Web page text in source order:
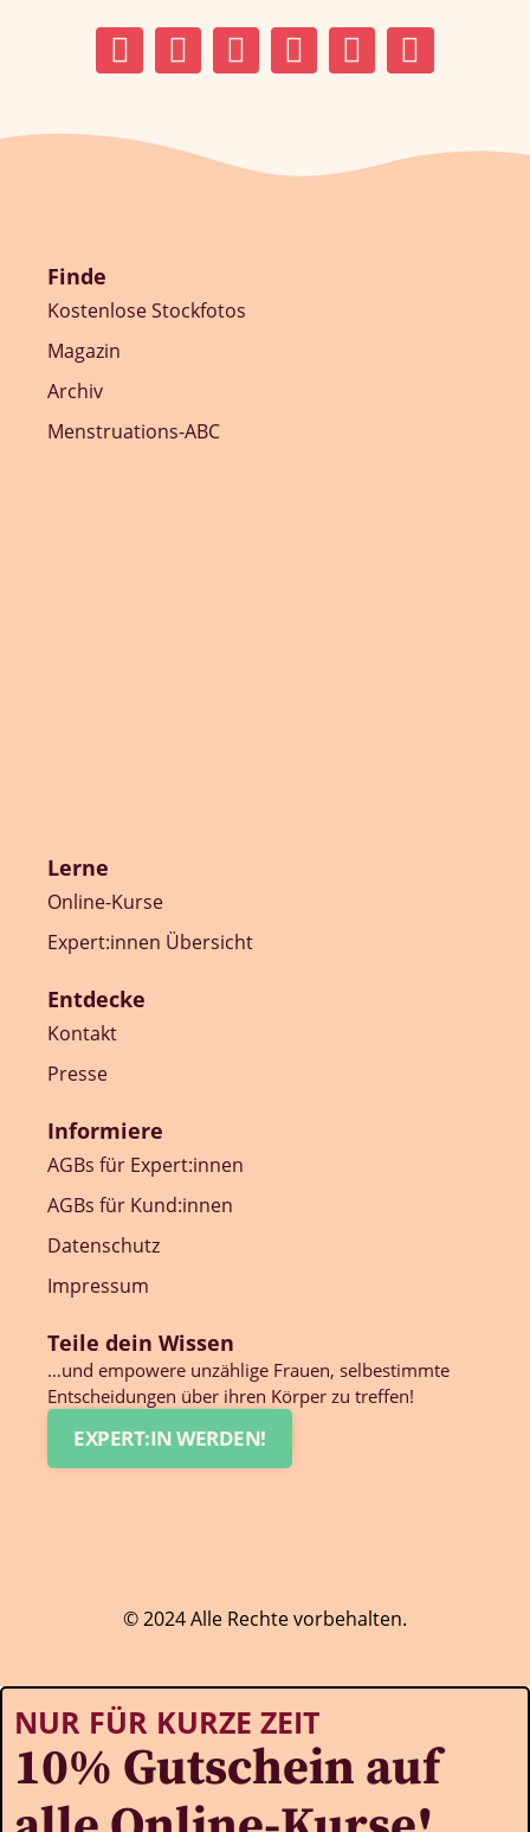
Finde
Kostenlose Stockfotos
Magazin
Archiv
Menstruations-ABC
Lerne
Online-Kurse
Expert:innen Übersicht
Entdecke
Kontakt
Presse
Informiere
AGBs für Expert:innen
AGBs für Kund:innen
Datenschutz
Impressum
Teile dein Wissen
…und empowere unzählige Frauen, selbestimmte
Entscheidungen über ihren Körper zu treffen!
EXPERT:IN WERDEN!
© 2024 Alle Rechte vorbehalten.
NUR FÜR KURZE ZEIT
10% Gutschein auf